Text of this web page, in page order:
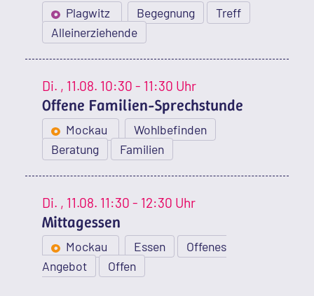
Plagwitz Begegnung
Treff
Alleinerziehende
Di. , 11.08. 10:30 - 11:30 Uhr
Offene Familien-Sprechstunde
Mockau
Wohlbefinden
Beratung
Familien
Di. , 11.08. 11:30 - 12:30 Uhr
Mittagessen
Mockau Essen
Offenes
Angebot
Offen